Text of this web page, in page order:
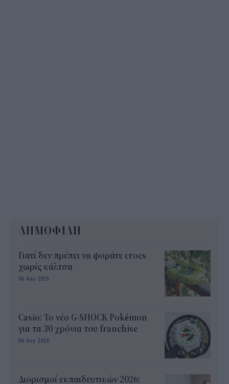
ΔΗΜΟΦΙΛΗ
Γιατί δεν πρέπει να φοράτε crocs
χωρίς κάλτσα
06 Αυγ 2026
Casio: Το νέο G-SHOCK Pokémon
για τα 30 χρόνια του franchise
06 Αυγ 2026
Διορισμοί εκπαιδευτικών 2026: